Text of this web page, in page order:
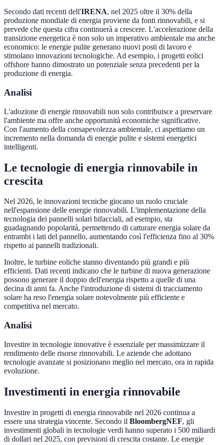
Secondo dati recenti dell'IRENA, nel 2025 oltre il 30% della
produzione mondiale di energia proviene da fonti rinnovabili, e si
prevede che questa cifra continuerà a crescere. L'accelerazione della
transizione energetica è non solo un imperativo ambientale ma anche
economico: le energie pulite generano nuovi posti di lavoro e
stimolano innovazioni tecnologiche. Ad esempio, i progetti eolici
offshore hanno dimostrato un potenziale senza precedenti per la
produzione di energia.
Analisi
L'adozione di energie rinnovabili non solo contribuisce a preservare
l'ambiente ma offre anche opportunità economiche significative.
Con l'aumento della consapevolezza ambientale, ci aspettiamo un
incremento nella domanda di energie pulite e sistemi energetici
intelligenti.
Le tecnologie di energia rinnovabile in
crescita
Nel 2026, le innovazioni tecniche giocano un ruolo cruciale
nell'espansione delle energie rinnovabili. L'implementazione della
tecnologia dei pannelli solari bifacciali, ad esempio, sta
guadagnando popolarità, permettendo di catturare energia solare da
entrambi i lati del pannello, aumentando così l'efficienza fino al 30%
rispetto ai pannelli tradizionali.
Inoltre, le turbine eoliche stanno diventando più grandi e più
efficienti. Dati recenti indicano che le turbine di nuova generazione
possono generare il doppio dell'energia rispetto a quelle di una
decina di anni fa. Anche l'introduzione di sistemi di tracciamento
solare ha reso l'energia solare notevolmente più efficiente e
competitiva nel mercato.
Analisi
Investire in tecnologie innovative è essenziale per massimizzare il
rendimento delle risorse rinnovabili. Le aziende che adottano
tecnologie avanzate si posizionano meglio nel mercato, ora in rapida
evoluzione.
Investimenti in energia rinnovabile
Investire in progetti di energia rinnovabile nel 2026 continua a
essere una strategia vincente. Secondo il BloombergNEF, gli
investimenti globali in tecnologie verdi hanno superato i 500 miliardi
di dollari nel 2025, con previsioni di crescita costante. Le energie